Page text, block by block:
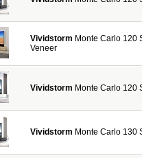
Vividstorm Monte Carlo 120
Veneer
Vividstorm Monte Carlo 120
Vividstorm Monte Carlo 130